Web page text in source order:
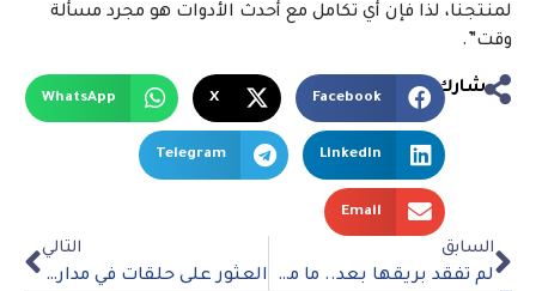
لمنتجنا، لذا فإن أي تكامل مع أحدث الأدوات هو مجرد مسألة
وقت”.
شارك
Facebook
X
WhatsApp
LinkedIn
Telegram
Email
السابق
لم تفقد بريقها بعد.. ما مستقبل الحواسيب المكتبية؟
التالي
العثور على حلقات في مدار كوكب قزم في النظام الشمسي